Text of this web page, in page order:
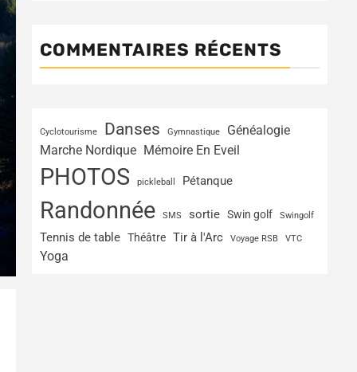
COMMENTAIRES RÉCENTS
Cyclotourisme Danses Gymnastique
Généalogie
Marche Nordique Mémoire En Eveil
PHOTOS pickleball Pétanque
Randonnée SMS sortie Swin golf Swingolf
Tennis de table Théâtre Tir à l'Arc Voyage RSB VTC
Yoga